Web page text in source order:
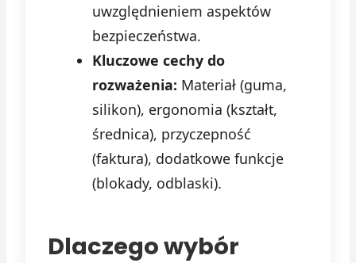
uwzględnieniem aspektów
bezpieczeństwa.
Kluczowe cechy do
rozważenia: Materiał (guma,
silikon), ergonomia (kształt,
średnica), przyczepność
(faktura), dodatkowe funkcje
(blokady, odblaski).
Dlaczego wybór